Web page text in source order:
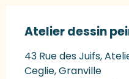
Atelier dessin
43 Rue des Juifs,
Ceglie, Granville